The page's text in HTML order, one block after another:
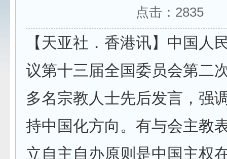
点击： 2835
【天亚社．香港讯】中国人
议第十三届全国委员会第二
多名宗教人士先后发言，强
持中国化方向。有与会主教
立自主自办原则是中国主权